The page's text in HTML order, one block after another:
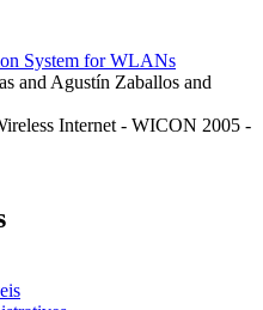
System for WLANs
and Agustín Zaballos and
Internet - WICON 2005 -